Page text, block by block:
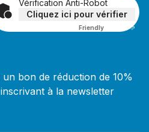
Vérification Anti-Robot
Cliquez ici pour vérifier
Friendly Captcha ⇗
un bon de réduction de 10%
à la newsletter